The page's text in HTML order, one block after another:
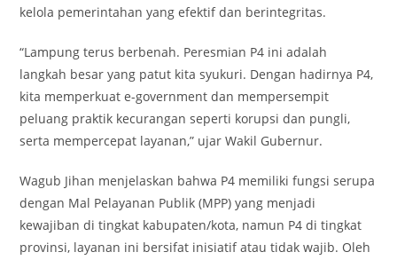
kelola pemerintahan yang efektif dan berintegritas.
“Lampung terus berbenah. Peresmian P4 ini adalah
langkah besar yang patut kita syukuri. Dengan hadirnya P4,
kita memperkuat e-government dan mempersempit
peluang praktik kecurangan seperti korupsi dan pungli,
serta mempercepat layanan,” ujar Wakil Gubernur.
Wagub Jihan menjelaskan bahwa P4 memiliki fungsi serupa
dengan Mal Pelayanan Publik (MPP) yang menjadi
kewajiban di tingkat kabupaten/kota, namun P4 di tingkat
provinsi, layanan ini bersifat inisiatif atau tidak wajib. Oleh